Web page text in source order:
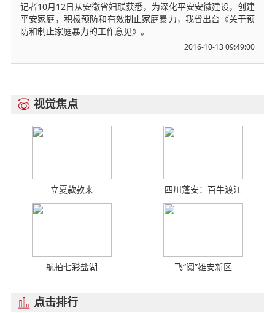
记者10月12日从安徽省妇联获悉，为深化平安安徽建设，创建
平安家庭，积极预防和有效制止家庭暴力，我省出台《关于预
防和制止家庭暴力的工作意见》。
2016-10-13 09:49:00
 视觉焦点
立夏款款来 四川蓬安：百牛渡江
航拍七彩盐湖 飞“阅”雄安新区
 点击排行